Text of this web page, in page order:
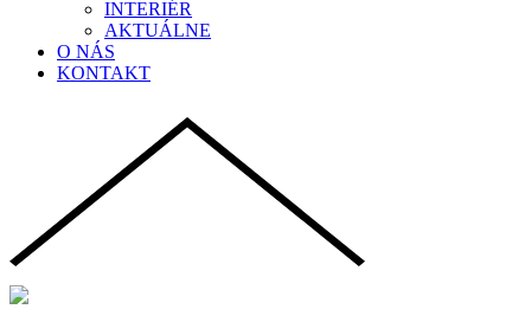
INTERIÉR
AKTUÁLNE
O NÁS
KONTAKT